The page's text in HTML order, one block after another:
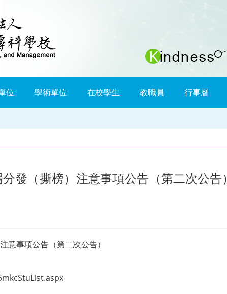
位 學術單位 在校學生 教職員 行事曆
發（撕榜）注意事項公告（第二次公告）
意事項公告（第二次公告）